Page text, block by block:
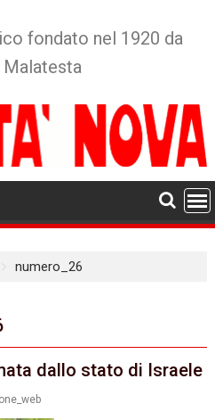
fondato nel 1920 da
numero_26
dallo stato di Israele